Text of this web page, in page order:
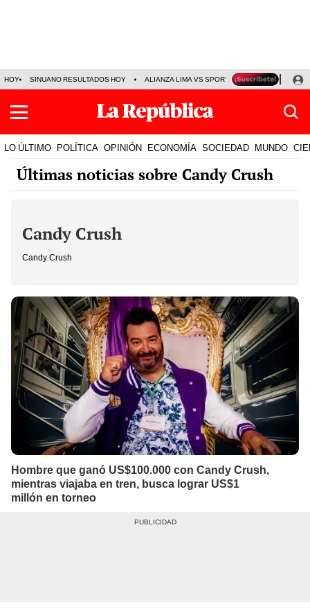
HOY SINUANO RESULTADOS HOY ALIANZA LIMA VS SPORT BOYS JORGE
LO ÚLTIMO POLÍTICA OPINIÓN ECONOMÍA SOCIEDAD MUNDO
Últimas noticias sobre Candy Crush
Candy Crush
Candy Crush
Hombre que ganó US$100.000 con Candy Crush,
mientras viajaba en tren, busca lograr US$1
millón en torneo